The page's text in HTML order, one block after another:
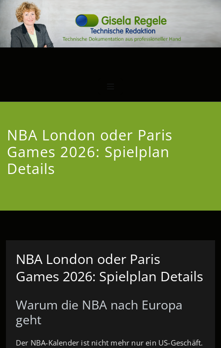
NBA London oder Paris
Games 2026: Spielplan
Details
NBA London oder Paris
Games 2026: Spielplan Details
Warum die NBA nach Europa
geht
Der NBA‑Kalender ist nicht mehr nur ein US‑Geschäft.